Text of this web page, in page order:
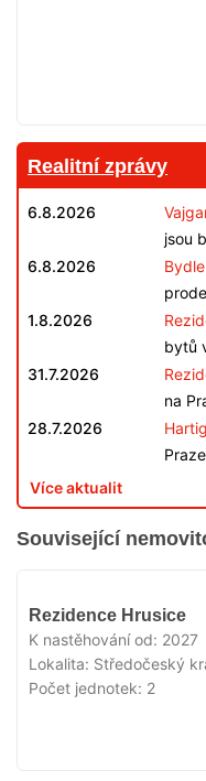
Realitní zprávy
6.8.2026
jsou
6.8.2026
1.8.2026
bytů
31.7.2026
na
28.7.2026
Více aktualit
Související
Rezidence Hrusice
K nastěhování od: 2027
Lokalita: Středočeský
Počet jednotek: 2